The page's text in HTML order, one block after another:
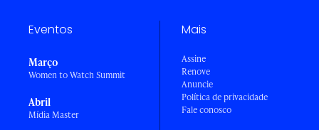
Eventos
Março
Women to Watch Summit
Abril
Mídia Master
Mais
Assine
Renove
Anuncie
Política de privacidade
Fale conosco